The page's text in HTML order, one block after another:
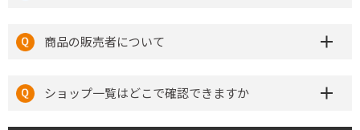
商品の販売者について
ショップ一覧はどこで確認できますか